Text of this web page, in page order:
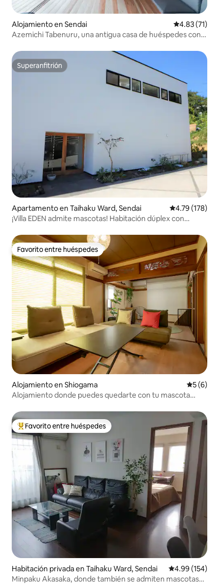
Alojamiento en Sendai Calificación
4.83 (71)
Azemichi Tabenuru, una antigua casa de huéspedes con
Superanfitrión
Superanfitrión
Apartamento en Taihaku Ward, Sendai Calificación
4.79 (178)
¡Villa EDEN admite mascotas! Habitación dúplex con
Favorito entre huéspedes
Favorito entre huéspedes
Alojamiento en Shiogama
5 (6)
Alojamiento donde puedes quedarte con tu mascota
Shiokama | Máximo 9 personas | Alojamiento privado |
Ideal como base para hacer turismo en Matsushima
Favorito entre huéspedes preferido
Favorito entre huéspedes
Habitación privada en Taihaku Ward, Sendai Calificación
4.99 (154)
Minpaku Akasaka, donde también se admiten mascotas